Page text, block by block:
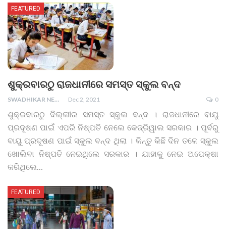
FEATURED
ଶୁକ୍ରବାରଠୁ ରାଜଧାନୀରେ ସମସ୍ତ ସ୍କୁଲ ବନ୍ଦ
SWADHIKAR NEWS Dec 2, 2021 0
ଶୁକ୍ରବାରଠୁ ଦିଲ୍ଲୀର ସମସ୍ତ ସ୍କୁଲ ବନ୍ଦ । ରାଜଧାନୀରେ ବାୟୁ
ପ୍ରଦୂଷଣ ପାଇଁ ଏପରି ନିଷ୍ପତି ନେଲେ କେଜ୍ରିୱାଲ ସରକାର । ପୂର୍ବରୁ
ବାୟୁ ପ୍ରଦୂଷଣ ପାଇଁ ସ୍କୁଲ ବନ୍ଦ ଥିଲା । କିନ୍ତୁ କିଛି ଦିନ ତଳେ ସ୍କୁଲ
ଖୋଲିବା ନିଷ୍ପତି ନେଇଥିଲେ ସରକାର । ଯାହାକୁ ନେଇ ଅପେକ୍ଷା
କରିଥିଲେ…
FEATURED